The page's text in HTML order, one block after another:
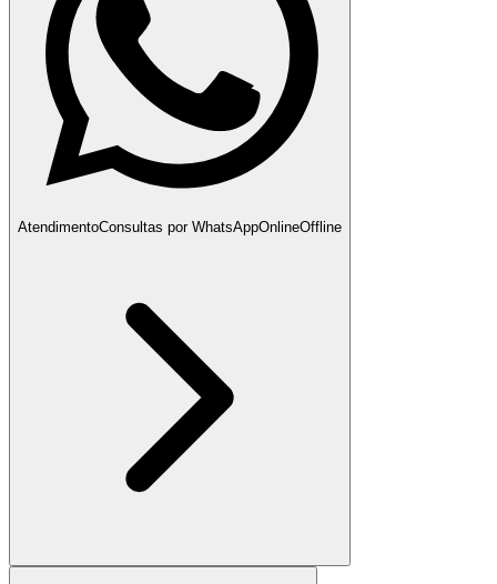
AtendimentoConsultas por WhatsAppOnlineOffline